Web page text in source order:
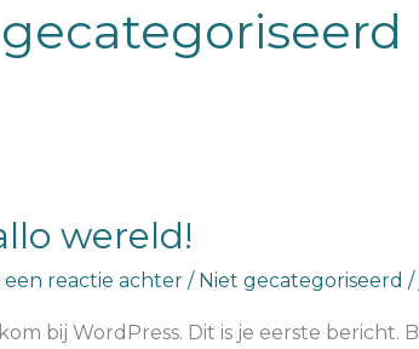
wereld!
een reactie achter / Niet gecategoriseerd /
bij WordPress. Dit is je eerste